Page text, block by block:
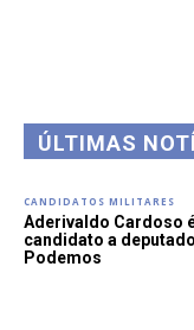
ÚLTIMAS
CANDIDATOS MILITARES
Aderivaldo Cardoso
candidato a
Podemos